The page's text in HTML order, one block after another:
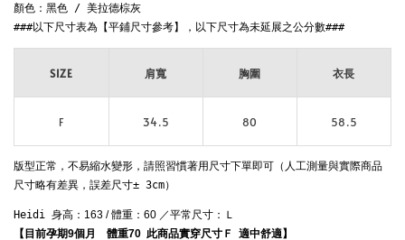
顏色：黑色 / 美拉德棕灰
SIZE 肩寬 胸圍 衣長
F 34.5 80 58.5
版型正常，不易縮水變形，請照習慣著用尺寸下單即可 （人工測量與實際商品
尺寸略有差異，誤差尺寸± 3cm）
Heidi 身高：163 / 體重：60 ／平常尺寸：Ｌ
【目前孕期9個月　體重70  此商品實穿尺寸Ｆ 適中舒適】